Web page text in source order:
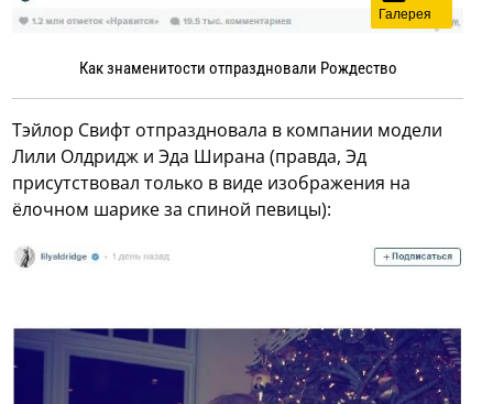
Галерея
Как знаменитости отпраздновали Рождество
Тэйлор Свифт отпраздновала в компании модели
Лили Олдридж и Эда Ширана (правда, Эд
присутствовал только в виде изображения на
ёлочном шарике за спиной певицы):